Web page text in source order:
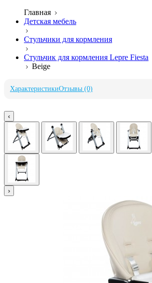
Главная
Детская мебель
Стульчики для кормления
Стульчик для кормления Lepre Fiesta
Beige
ХарактеристикиОтзывы (0)
‹
›